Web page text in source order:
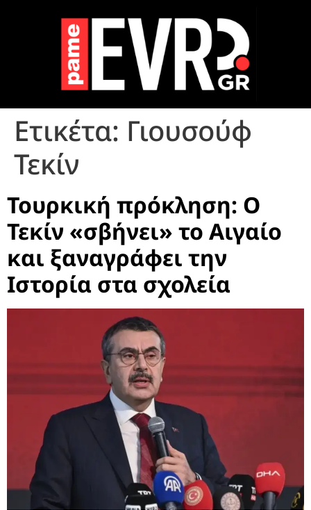
Ετικέτα: Γιουσούφ
Τεκίν
Τουρκική πρόκληση: Ο
Τεκίν «σβήνει» το Αιγαίο
και ξαναγράφει την
Ιστορία στα σχολεία